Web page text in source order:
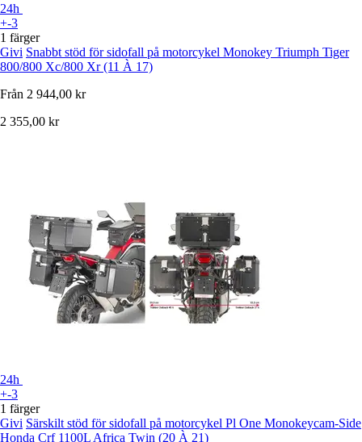
24h
+-3
1 färger
Givi Snabbt stöd för sidofall på motorcykel Monokey Triumph Tiger
800/800 Xc/800 Xr (11 À 17)
Från 2 944,00 kr
2 355,00 kr
24h
+-3
1 färger
Givi Särskilt stöd för sidofall på motorcykel Pl One Monokeycam-Side
Honda Crf 1100L Africa Twin (20 À 21)